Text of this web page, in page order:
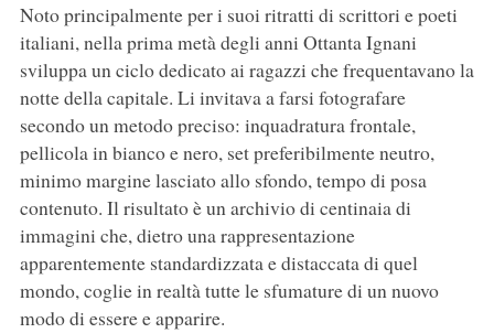
Noto principalmente per i suoi ritratti di scrittori e poeti
italiani, nella prima metà degli anni Ottanta Ignani
sviluppa un ciclo dedicato ai ragazzi che frequentavano la
notte della capitale. Li invitava a farsi fotografare
secondo un metodo preciso: inquadratura frontale,
pellicola in bianco e nero, set preferibilmente neutro,
minimo margine lasciato allo sfondo, tempo di posa
contenuto. Il risultato è un archivio di centinaia di
immagini che, dietro una rappresentazione
apparentemente standardizzata e distaccata di quel
mondo, coglie in realtà tutte le sfumature di un nuovo
modo di essere e apparire.